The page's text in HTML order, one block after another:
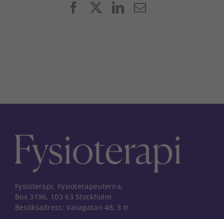
FacebookLinkedIn
E-
Fysioterapi, Fysioterapeuterna,
Box 3196, 103 63 Stockholm
Besöksadress: Vasagatan 48, 3 tr